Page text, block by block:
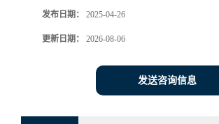
发布日期： 2025-04-26
更新日期： 2026-08-06
发送咨询信息